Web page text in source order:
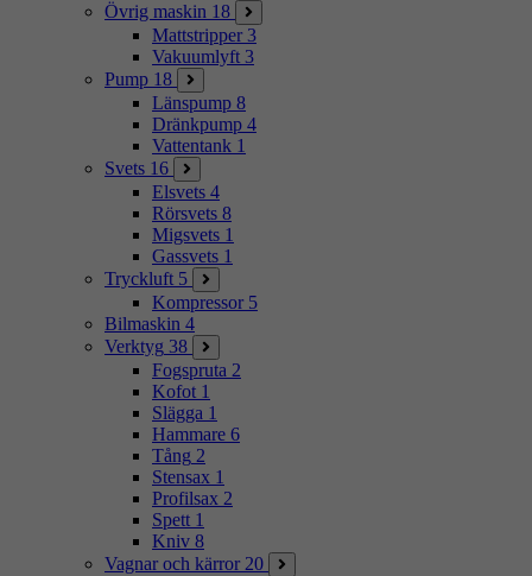
Övrig maskin 18
Mattstripper 3
Vakuumlyft 3
Pump 18
Länspump 8
Dränkpump 4
Vattentank 1
Svets 16
Elsvets 4
Rörsvets 8
Migsvets 1
Gassvets 1
Tryckluft 5
Kompressor 5
Bilmaskin 4
Verktyg 38
Fogspruta 2
Kofot 1
Slägga 1
Hammare 6
Tång 2
Stensax 1
Profilsax 2
Spett 1
Kniv 8
Vagnar och kärror 20